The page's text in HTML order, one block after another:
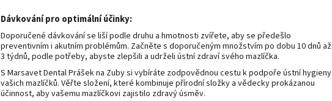
Dávkování pro optimální účinky:
Doporučené dávkování se liší podle druhu a hmotnosti zvířete, aby se předešlo
preventivním i akutním problémům. Začněte s doporučeným množstvím po dobu 10 dnů až
3 týdnů, podle potřeby, abyste zlepšili a udrželi ústní zdraví svého mazlíčka.
S Marsavet Dental Prášek na Zuby si vybíráte zodpovědnou cestu k podpoře ústní hygieny
vašich mazlíčků. Věřte složení, které kombinuje přírodní složky a vědecky prokázanou
účinnost, aby vašemu mazlíčkovi zajistilo zdravý úsměv.